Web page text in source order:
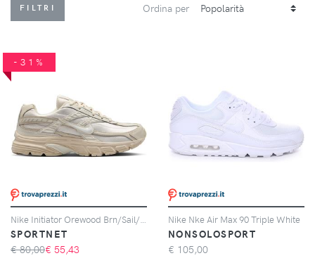
FILTRI Ordina per
-31%
SPORTNET
€ 80,00€ 55,43
Nike Nke Air Max 90 Triple White
NONSOLOSPORT
€ 105,00